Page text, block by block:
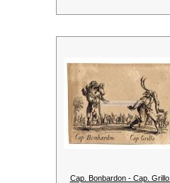
Cap. Bonbardon - Cap. Grillo.